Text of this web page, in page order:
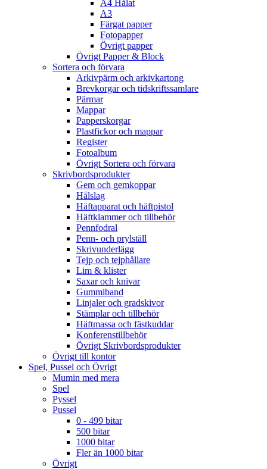
A4 Hålat
A3
Färgat papper
Fotopapper
Övrigt papper
Övrigt Papper & Block
Sortera och förvara
Arkivpärm och arkivkartong
Brevkorgar och tidskriftssamlare
Pärmar
Mappar
Papperskorgar
Plastfickor och mappar
Register
Fotoalbum
Övrigt Sortera och förvara
Skrivbordsprodukter
Gem och gemkoppar
Hålslag
Häftapparat och häftpistol
Häftklammer och tillbehör
Pennfodral
Penn- och prylställ
Skrivunderlägg
Tejp och tejphållare
Lim & klister
Saxar och knivar
Gummiband
Linjaler och gradskivor
Stämplar och tillbehör
Häftmassa och fästkuddar
Konferenstillbehör
Övrigt Skrivbordsprodukter
Övrigt till kontor
Spel, Pussel och Övrigt
Mumin med mera
Spel
Pyssel
Pussel
0 - 499 bitar
500 bitar
1000 bitar
Fler än 1000 bitar
Övrigt